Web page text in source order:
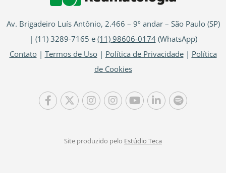
Av. Brigadeiro Luís Antônio, 2.466 – 9º andar – São Paulo (SP)
| (11) 3289-7165 e (11) 98606-0174(WhatsApp)
Contato| Termos de Uso| Política de Privacidade| Política
de Cookies
Site produzido pelo Estúdio Teca